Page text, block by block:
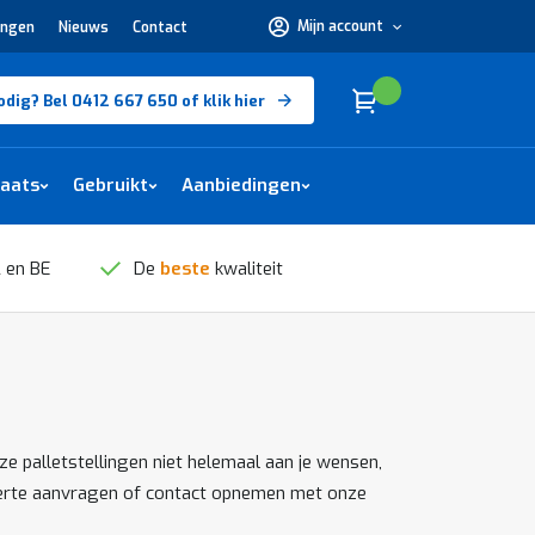
Nieuws Contact Mijn account
nodig?
Bel 0412 667 650 of klik hier Winkelwagen
Cart
Gebruikt Aanbiedingen
BE De beste kwaliteit
palletstellingen niet helemaal aan je wensen,
aanvragen of contact opnemen met onze